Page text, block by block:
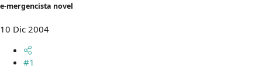
l
e
a
i
e-mergencista novel
10 Dic 2004
#1